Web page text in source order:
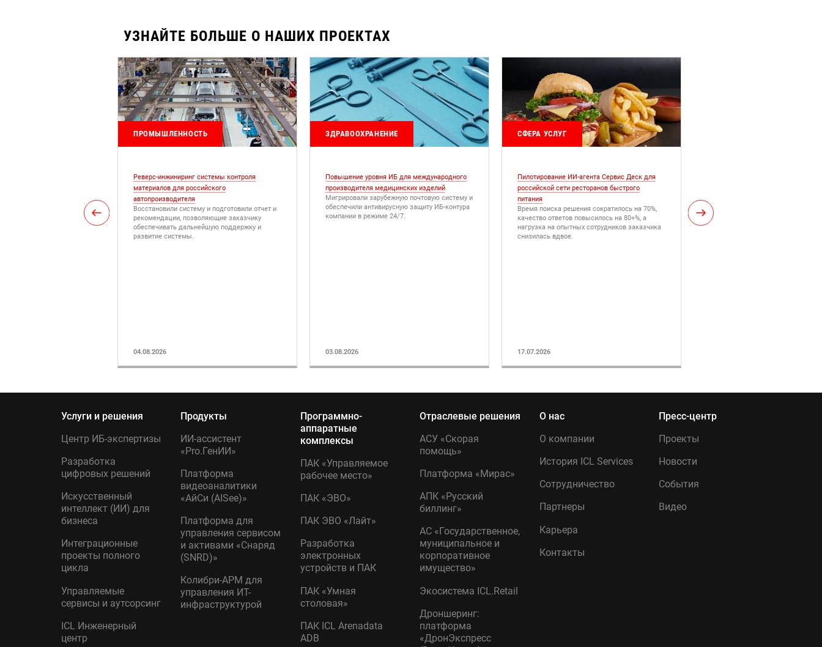
УЗНАЙТЕ БОЛЬШЕ О НАШИХ ПРОЕКТАХ
ПРОМЫШЛЕННОСТЬ
Реверс-инжиниринг системы контроля
материалов для российского
автопроизводителя
Восстановили систему и подготовили отчет и
рекомендации, позволяющие заказчику
обеспечивать дальнейшую поддержку и
развитие системы.
04.08.2026
ЗДРАВООХРАНЕНИЕ
Повышение уровня ИБ для международного
производителя медицинских изделий
Мигрировали зарубежную почтовую систему и
обеспечили антивирусную защиту ИБ-контура
компании в режиме 24/7.
03.08.2026
СФЕРА УСЛУГ
Пилотирование ИИ-агента Сервис Деск для
российской сети ресторанов быстрого
питания
Время поиска решения сократилось на 70%,
качество ответов повысилось на 80+%, а
нагрузка на опытных сотрудников заказчика
снизилась вдвое.
17.07.2026
прогресса и управление ИТ-
условиях разнородности
Услуги и решения
Центр ИБ-экспертизы
Разработка
цифровых решений
Искусственный
интеллект (ИИ) для
бизнеса
Интеграционные
проекты полного
цикла
Управляемые
сервисы и аутсорсинг
ICL Инженерный
центр
Программно-
аппаратные
комплексы
ПАК «Управляемое
рабочее место»
ПАК «ЭВО»
ПАК ЭВО «Лайт»
Разработка
электронных
устройств и ПАК
ПАК «Умная
столовая»
ПАК ICL Arenadata
ADB
О нас
О компании
История ICL Services
Сотрудничество
Партнеры
Карьера
Контакты
Продукты
ИИ-ассистент
«Pro.ГенИИ»
Платформа
видеоаналитики
«АйСи (AISee)»
Платформа для
управления сервисом
и активами «Снаряд
(SNRD)»
Колибри-АРМ для
управления ИТ-
инфраструктурой
Отраслевые решения
АСУ «Скорая
помощь»
Платформа «Мирас»
АПК «Русский
биллинг»
АС «Государственное,
муниципальное и
корпоративное
имущество»
Экосистема ICL.Retail
Дроншеринг:
платформа
«ДронЭкспресс
Пресс-центр
Проекты
Новости
События
Видео